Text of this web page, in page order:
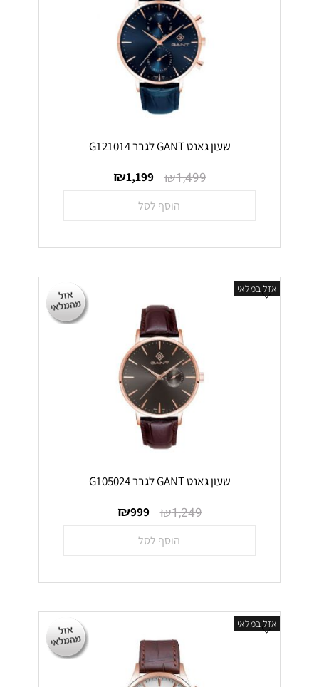
שעון גאנט GANT לגבר G121014
₪1,499
₪1,199
הוסף לסל
אזל במלאי
שעון גאנט GANT לגבר G105024
₪1,249
₪999
הוסף לסל
אזל במלאי